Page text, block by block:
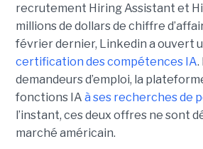
recrutement Hiring Assistant et
millions de dollars de chiffre
février dernier, Linkedin a ouvert
certification des compétences IA.
demandeurs d’emploi, la
fonctions IA à ses recherches de
l’instant, ces deux offres ne sont
marché américain.